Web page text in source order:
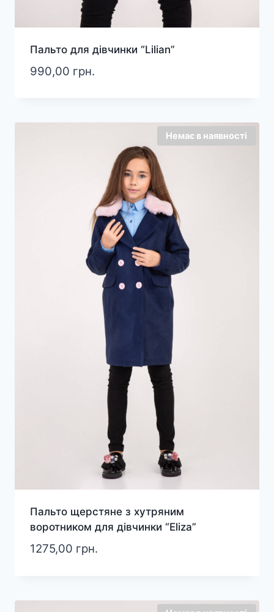
Пальто для дівчинки “Lilian”
990,00 грн.
Немає в наявності
Пальто щерстяне з хутряним
воротником для дівчинки “Eliza”
1275,00 грн.